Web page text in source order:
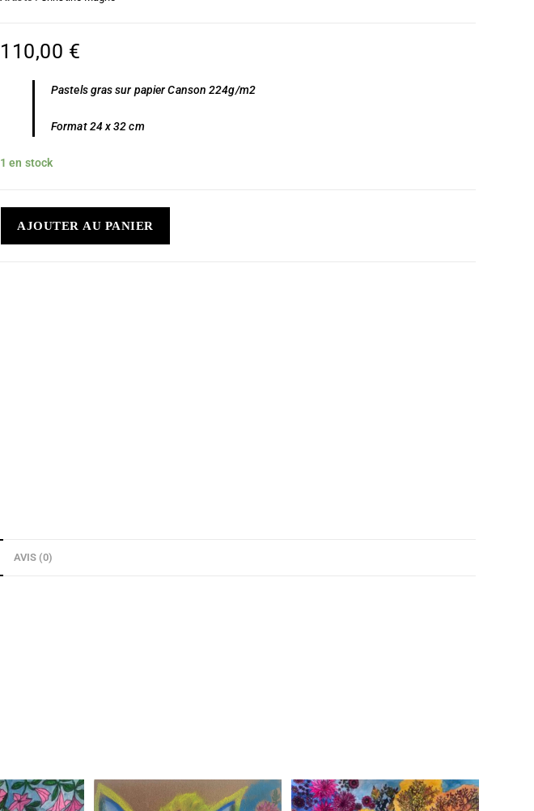
110,00 €
Pastels gras sur papier Canson 224g/m2
Format 24 x 32 cm
1 en stock
AJOUTER AU PANIER
AVIS (0)